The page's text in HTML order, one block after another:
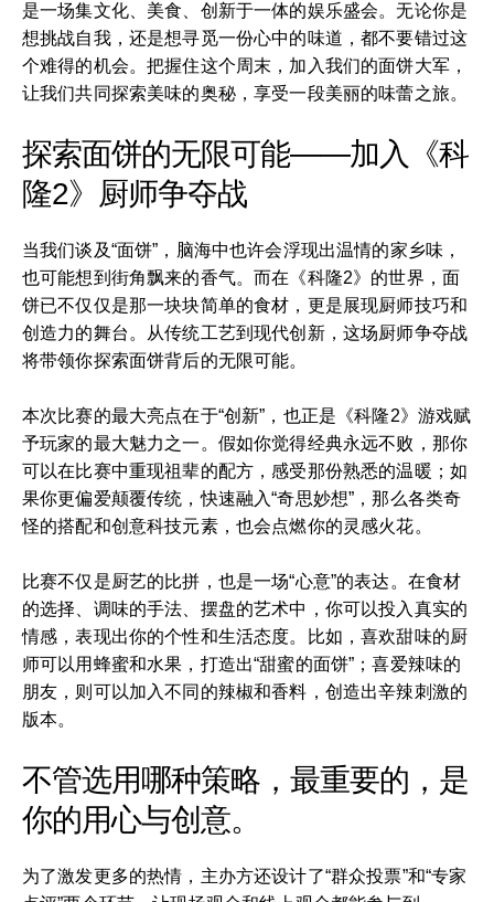
是一场集文化、美食、创新于一体的娱乐盛会。无论你是
想挑战自我，还是想寻觅一份心中的味道，都不要错过这
个难得的机会。把握住这个周末，加入我们的面饼大军，
让我们共同探索美味的奥秘，享受一段美丽的味蕾之旅。
探索面饼的无限可能——加入《科
隆2》厨师争夺战
当我们谈及“面饼”，脑海中也许会浮现出温情的家乡味，
也可能想到街角飘来的香气。而在《科隆2》的世界，面
饼已不仅仅是那一块块简单的食材，更是展现厨师技巧和
创造力的舞台。从传统工艺到现代创新，这场厨师争夺战
将带领你探索面饼背后的无限可能。
本次比赛的最大亮点在于“创新”，也正是《科隆2》游戏赋
予玩家的最大魅力之一。假如你觉得经典永远不败，那你
可以在比赛中重现祖辈的配方，感受那份熟悉的温暖；如
果你更偏爱颠覆传统，快速融入“奇思妙想”，那么各类奇
怪的搭配和创意科技元素，也会点燃你的灵感火花。
比赛不仅是厨艺的比拼，也是一场“心意”的表达。在食材
的选择、调味的手法、摆盘的艺术中，你可以投入真实的
情感，表现出你的个性和生活态度。比如，喜欢甜味的厨
师可以用蜂蜜和水果，打造出“甜蜜的面饼”；喜爱辣味的
朋友，则可以加入不同的辣椒和香料，创造出辛辣刺激的
版本。
不管选用哪种策略，最重要的，是
你的用心与创意。
为了激发更多的热情，主办方还设计了“群众投票”和“专家